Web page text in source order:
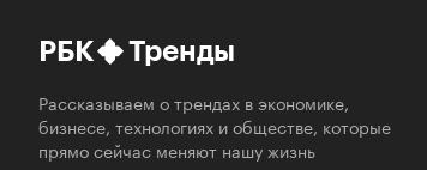
РБК Тренды
Рассказываем о трендах в экономике,
бизнесе, технологиях и обществе, которые
прямо сейчас меняют нашу жизнь